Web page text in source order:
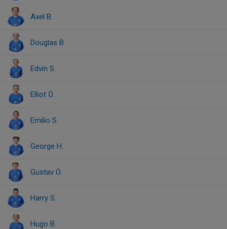
Axel B.
Douglas B.
Edvin S.
Elliot Ö.
Emilio S.
George H.
Gustav Ö.
Harry S.
Hugo B.